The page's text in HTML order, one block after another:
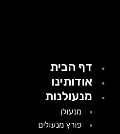
דף הבית
אודותינו
מנעולנות
מנעולן
פורץ מנעולים